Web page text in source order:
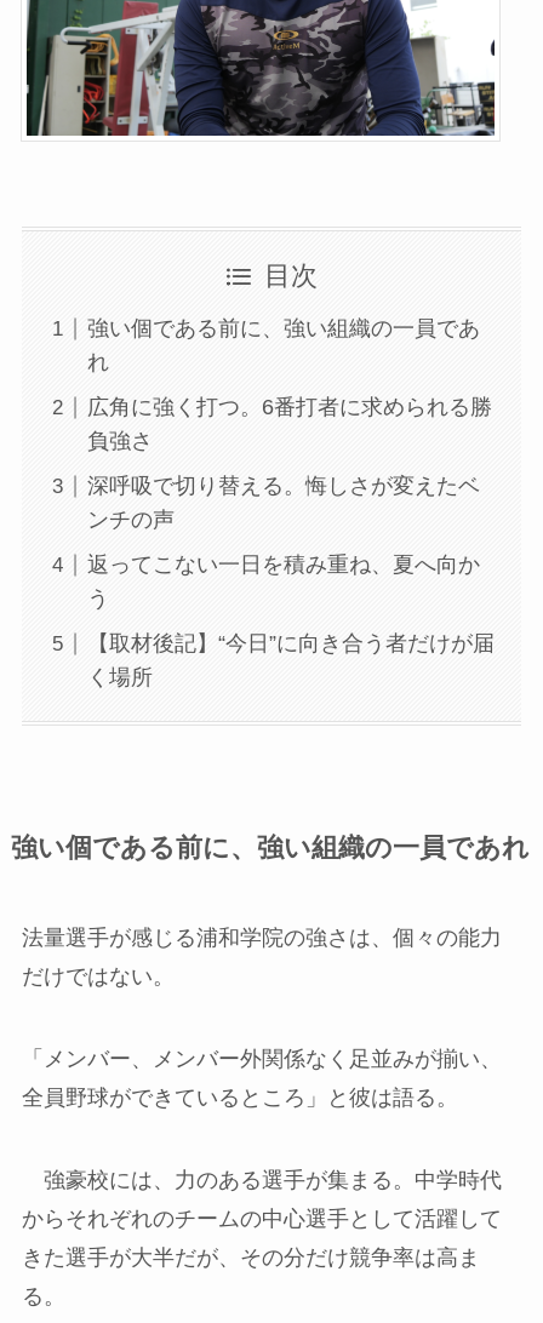
目次
強い個である前に、強い組織の一員であ
れ
広角に強く打つ。6番打者に求められる勝
負強さ
深呼吸で切り替える。悔しさが変えたベ
ンチの声
返ってこない一日を積み重ね、夏へ向か
う
【取材後記】“今日”に向き合う者だけが届
く場所
強い個である前に、強い組織の一員であれ
法量選手が感じる浦和学院の強さは、個々の能力
だけではない。
「メンバー、メンバー外関係なく足並みが揃い、
全員野球ができているところ」と彼は語る。
強豪校には、力のある選手が集まる。中学時代
からそれぞれのチームの中心選手として活躍して
きた選手が大半だが、その分だけ競争率は高ま
る。